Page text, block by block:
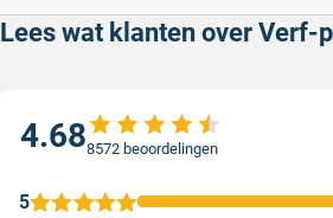
Lees wat klanten over Verf-
4.688572 beoordelingen
5